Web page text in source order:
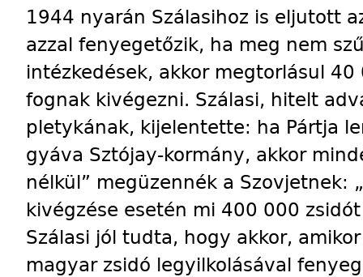
1944 nyarán Szálasihoz is eljutott
azzal fenyegetőzik, ha meg nem
intézkedések, akkor megtorlásul
fognak kivégezni. Szálasi, hitelt
pletykának, kijelentette: ha Pártja
gyáva Sztójay-kormány, akkor
nélkül” megüzennék a Szovjetnek:
kivégzése esetén mi 400 000
Szálasi jól tudta, hogy akkor,
magyar zsidó legyilkolásával